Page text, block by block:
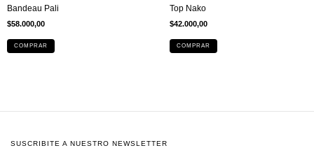
Bandeau Pali
$58.000,00
COMPRAR
Top Nako
$42.000,00
COMPRAR
SUSCRIBITE A NUESTRO NEWSLETTER